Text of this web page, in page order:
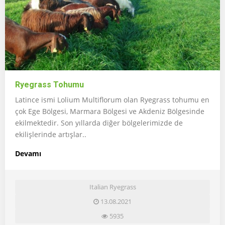
Ryegrass Tohumu
Latince ismi Lolium Multiflorum olan Ryegrass tohumu en
çok Ege Bölgesi, Marmara Bölgesi ve Akdeniz Bölgesinde
ekilmektedir. Son yıllarda diğer bölgelerimizde de
ekilişlerinde artışlar..
Devamı
Italian Ryegrass
13.08.2021
5935